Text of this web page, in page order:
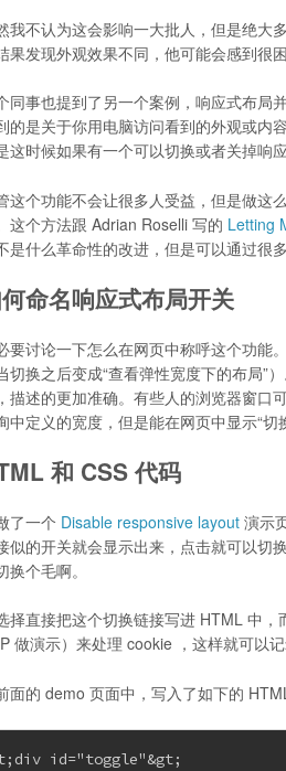
我不认为这会影响一大批人，但是绝大
果发现外观效果不同，他可能会感到很
同事也提到了另一个案例，响应式布局
的是关于你用电脑访问看到的外观或内
这时候如果有一个可以切换或者关掉响
这个功能不会让很多人受益，但是做这
这个方法跟 Adrian Roselli 写的 Letting
是什么革命性的改进，但是可以通过很多
命名响应式布局开关
要讨论一下怎么在网页中称呼这个功能
当切换之后变成“查看弹性宽度下的布局”
描述的更加准确。有些人的浏览器窗口
中定义的宽度，但是能在网页中显示“切
和 CSS 代码
了一个 Disable responsive layout 演示
似的开关就会显示出来，点击就可以切
换个毛啊。
择直接把这个切换链接写进 HTML 中
做演示）来处理 cookie ，这样就可以
面的 demo 页面中，写入了如下的
id="toggle"&gt;